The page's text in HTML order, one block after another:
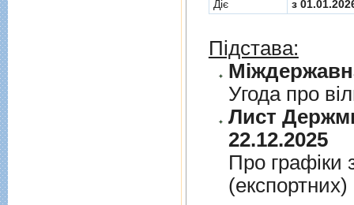
Діє
з
Підстава:
Угода про
Лист
22.12.2025
Про графiки